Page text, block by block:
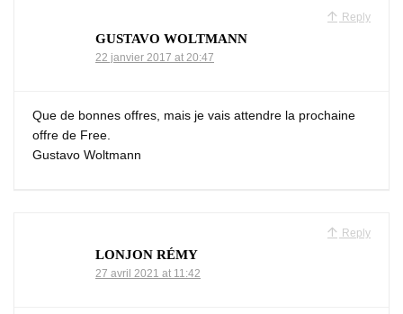
Reply
GUSTAVO WOLTMANN
22 janvier 2017 at 20:47
Que de bonnes offres, mais je vais attendre la prochaine
offre de Free.
Gustavo Woltmann
Reply
LONJON RÉMY
27 avril 2021 at 11:42